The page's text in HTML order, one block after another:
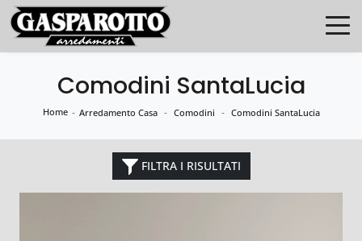
Comodini SantaLucia
Home - Arredamento Casa - Comodini - Comodini SantaLucia
FILTRA I RISULTATI